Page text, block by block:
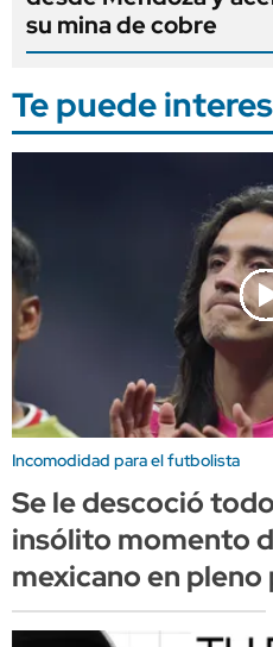
su mina de cobre
Te puede
Incomodidad para el futbolista
Se le descoció
insólito momento
mexicano en